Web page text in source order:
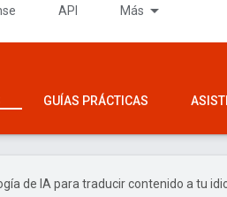
API Más
GUÍAS PRÁCTICAS
de IA para traducir contenido a tu